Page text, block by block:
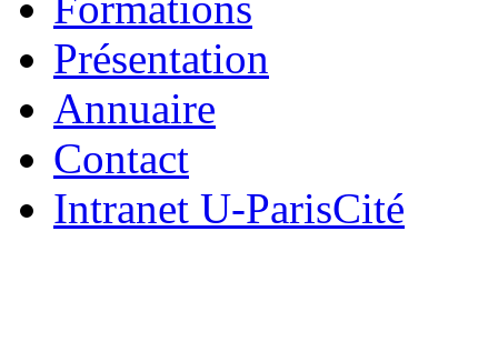
Présentation
Annuaire
Contact
Intranet U-ParisCité